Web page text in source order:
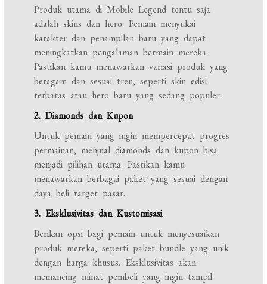
Produk utama di Mobile Legend tentu saja
adalah skins dan hero. Pemain menyukai
karakter dan penampilan baru yang dapat
meningkatkan pengalaman bermain mereka.
Pastikan kamu menawarkan variasi produk yang
beragam dan sesuai tren, seperti skin edisi
terbatas atau hero baru yang sedang populer.
2. Diamonds dan Kupon
Untuk pemain yang ingin mempercepat progres
permainan, menjual diamonds dan kupon bisa
menjadi pilihan utama. Pastikan kamu
menawarkan berbagai paket yang sesuai dengan
daya beli target pasar.
3. Eksklusivitas dan Kustomisasi
Berikan opsi bagi pemain untuk menyesuaikan
produk mereka, seperti paket bundle yang unik
dengan harga khusus. Eksklusivitas akan
memancing minat pembeli yang ingin tampil